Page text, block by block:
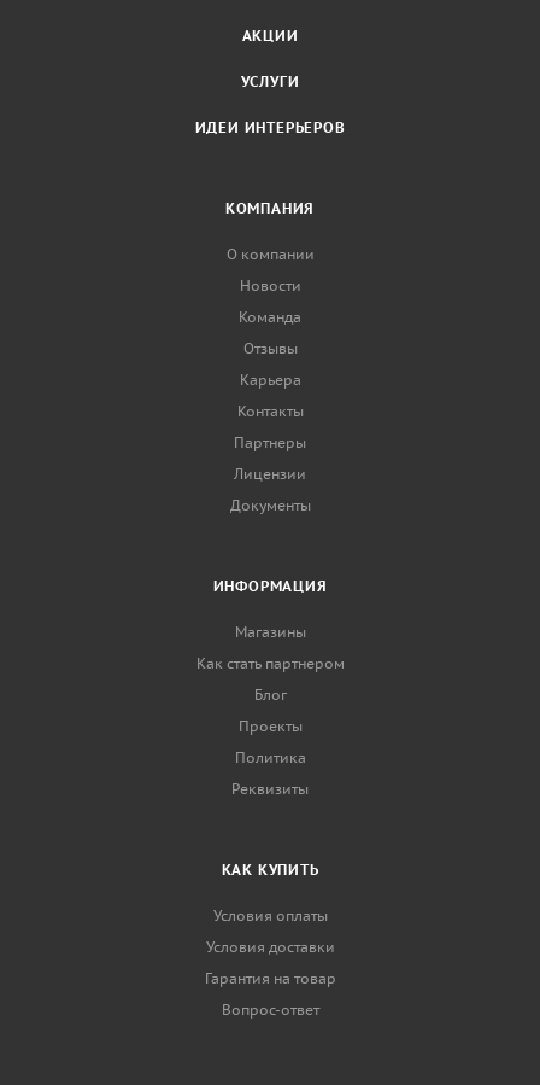
АКЦИИ
УСЛУГИ
ИДЕИ ИНТЕРЬЕРОВ
КОМПАНИЯ
О компании
Новости
Команда
Отзывы
Карьера
Контакты
Партнеры
Лицензии
Документы
ИНФОРМАЦИЯ
Магазины
Как стать партнером
Блог
Проекты
Политика
Реквизиты
КАК КУПИТЬ
Условия оплаты
Условия доставки
Гарантия на товар
Вопрос-ответ